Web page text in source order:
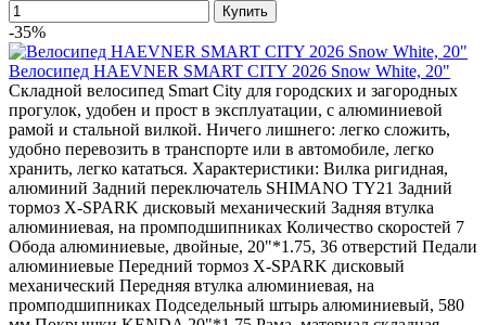
-35%
Велосипед HAEVNER SMART CITY 2026 Snow White, 20"
Складной велосипед Smart City для городских и загородных
прогулок, удобен и прост в эксплуатации, с алюминиевой
рамой и стальной вилкой. Ничего лишнего: легко сложить,
удобно перевозить в транспорте или в автомобиле, легко
хранить, легко кататься. Характеристики: Вилка ригидная,
алюминий Задний переключатель SHIMANO TY21 Задний
тормоз X-SPARK дисковый механический Задняя втулка
алюминиевая, на промподшипниках Количество скоростей 7
Обода алюминиевые, двойные, 20"*1.75, 36 отверстий Педали
алюминиевые Передний тормоз X-SPARK дисковый
механический Передняя втулка алюминиевая, на
промподшипниках Подседельный штырь алюминиевый, 580